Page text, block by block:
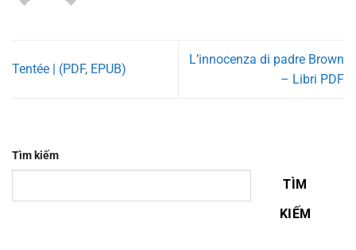
Tentée | (PDF, EPUB)
L’innocenza di padre Brown
– Libri PDF
Tìm kiếm
TÌM
KIẾM